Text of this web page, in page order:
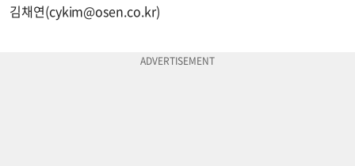
김채연(cykim@osen.co.kr)